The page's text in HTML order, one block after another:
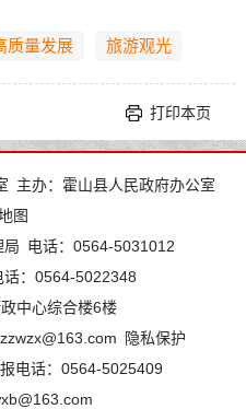
质量发展 旅游观光
打印本页
主办：霍山县人民政府办公室
图
局 电话：0564-5031012
话：0564-5022348
中心综合楼6楼
隐私保护
电话：0564-5025409